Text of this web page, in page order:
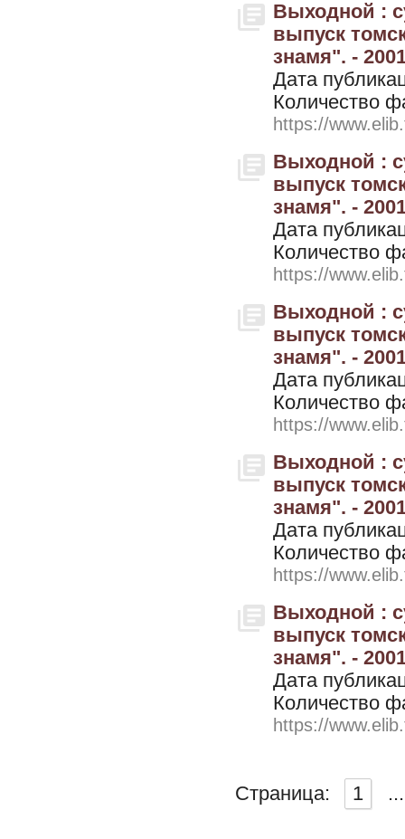
Выходной :
выпуск
знамя". -
Дата
Количество
https://
Выходной :
выпуск
знамя". -
Дата
Количество
https://
Выходной :
выпуск
знамя". -
Дата
Количество
https://
Выходной :
выпуск
знамя". -
Дата
Количество
https://
Выходной :
выпуск
знамя". -
Дата
Количество
https://
Страница: 1 ...